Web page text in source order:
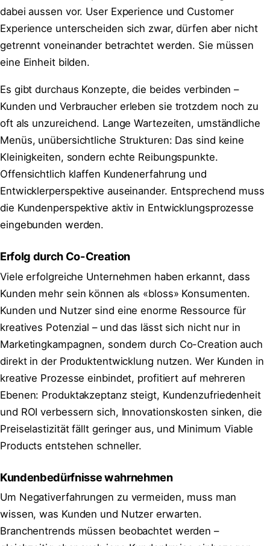
dabei aussen vor. User Experience und Customer
Experience unterscheiden sich zwar, dürfen aber nicht
getrennt voneinander betrachtet werden. Sie müssen
eine Einheit bilden.
Es gibt durchaus Konzepte, die beides verbinden –
Kunden und Verbraucher erleben sie trotzdem noch zu
oft als unzureichend. Lange Wartezeiten, umständliche
Menüs, unübersichtliche Strukturen: Das sind keine
Kleinigkeiten, sondern echte Reibungspunkte.
Offensichtlich klaffen Kundenerfahrung und
Entwicklerperspektive auseinander. Entsprechend muss
die Kundenperspektive aktiv in Entwicklungsprozesse
eingebunden werden.
Erfolg durch Co-Creation
Viele erfolgreiche Unternehmen haben erkannt, dass
Kunden mehr sein können als «bloss» Konsumenten.
Kunden und Nutzer sind eine enorme Ressource für
kreatives Potenzial – und das lässt sich nicht nur in
Marketingkampagnen, sondern durch Co-Creation auch
direkt in der Produktentwicklung nutzen. Wer Kunden in
kreative Prozesse einbindet, profitiert auf mehreren
Ebenen: Produktakzeptanz steigt, Kundenzufriedenheit
und ROI verbessern sich, Innovationskosten sinken, die
Preiselastizität fällt geringer aus, und Minimum Viable
Products entstehen schneller.
Kundenbedürfnisse wahrnehmen
Um Negativerfahrungen zu vermeiden, muss man
wissen, was Kunden und Nutzer erwarten.
Branchentrends müssen beobachtet werden –